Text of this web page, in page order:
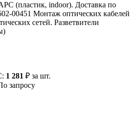
(пластик, indoor). Доставка по
00451 Монтаж оптических кабелей
сетей. Разветвители
1 281 ₽ за шт.
запросу